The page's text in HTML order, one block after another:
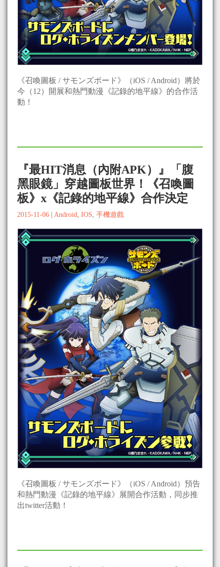
《召喚圖板 / サモンズボード》（iOS / Android）將於
今（12）開展和熱門動漫《記錄的地平線》的合作活
動！
『最HIT消息（內附APK）』「腹
黑眼鏡」穿越圖板世界！《召喚圖
板》x《記錄的地平線》合作決定
2015-11-06 | Android IOS 手機遊戲
《召喚圖板 / サモンズボード》（iOS / Android）預告
和熱門動漫《記錄的地平線》展開合作活動，同步推
出twitter活動！